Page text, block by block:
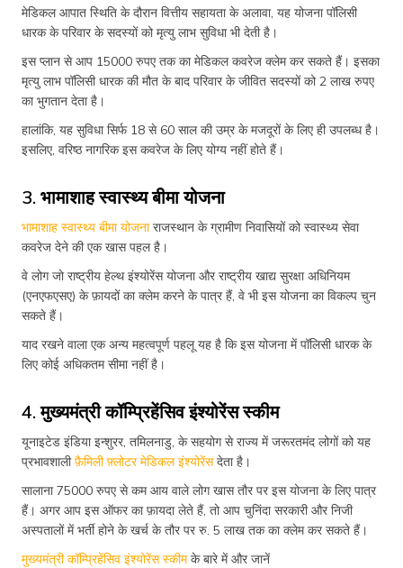
मेडिकल आपात स्थिति के दौरान वित्तीय सहायता के अलावा, यह योजना पॉलिसी
धारक के परिवार के सदस्यों को मृत्यु लाभ सुविधा भी देती है।
इस प्लान से आप 15000 रुपए तक का मेडिकल कवरेज क्लेम कर सकते हैं। इसका
मृत्यु लाभ पॉलिसी धारक की मौत के बाद परिवार के जीवित सदस्यों को 2 लाख रुपए
का भुगतान देता है।
हालांकि, यह सुविधा सिर्फ 18 से 60 साल की उम्र के मजदूरों के लिए ही उपलब्ध है।
इसलिए, वरिष्ठ नागरिक इस कवरेज के लिए योग्य नहीं होते हैं।
3. भामाशाह स्वास्थ्य बीमा योजना
भामाशाह स्वास्थ्य बीमा योजनाराजस्थान के ग्रामीण निवासियों को स्वास्थ्य सेवा
कवरेज देने की एक खास पहल है।
वे लोग जो राष्ट्रीय हेल्थ इंश्योरेंस योजना और राष्ट्रीय खाद्य सुरक्षा अधिनियम
(एनएफएसए) के फ़ायदों का क्लेम करने के पात्र हैं, वे भी इस योजना का विकल्प चुन
सकते हैं।
याद रखने वाला एक अन्य महत्वपूर्ण पहलू यह है कि इस योजना में पॉलिसी धारक के
लिए कोई अधिकतम सीमा नहीं है।
4. मुख्यमंत्री कॉम्प्रिहेंसिव इंश्योरेंस स्कीम
यूनाइटेड इंडिया इन्शुरर, तमिलनाडु, के सहयोग से राज्य में जरूरतमंद लोगों को यह
प्रभावशालीफ़ैमिली फ़्लोटर मेडिकल इंश्योरेंसदेता है।
सालाना 75000 रुपए से कम आय वाले लोग खास तौर पर इस योजना के लिए पात्र
हैं। अगर आप इस ऑफर का फ़ायदा लेते हैं, तो आप चुनिंदा सरकारी और निजी
अस्पतालों में भर्ती होने के खर्च के तौर पर रु. 5 लाख तक का क्लेम कर सकते हैं।
मुख्यमंत्री कॉम्प्रिहेंसिव इंश्योरेंस स्कीमके बारे में और जानें